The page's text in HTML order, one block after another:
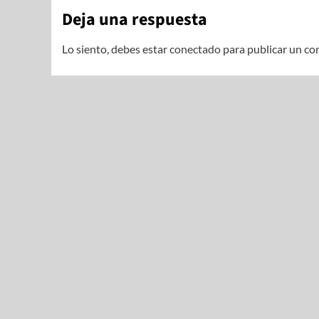
Deja una respuesta
Lo siento, debes estarconectado para publicar un